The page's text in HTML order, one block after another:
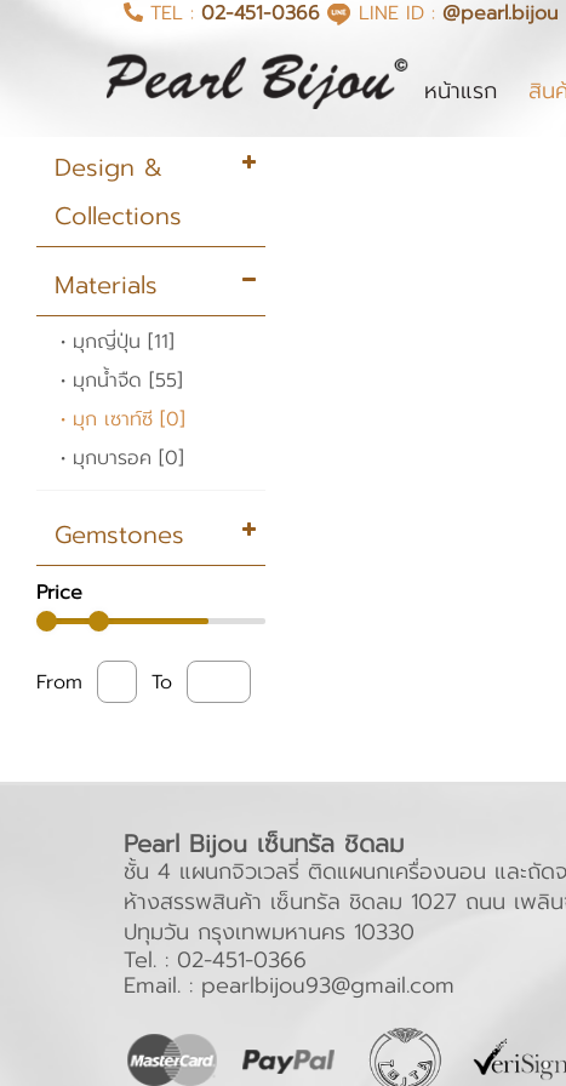
TEL : 02-451-0366 LINE ID : @pearl.bijou
หน้าแรก สิน
Design &
Collections
• สร้อยคอ [23]
• จี้ [2]
• ต่างหู [33]
• แหวน [0]
• สร้อยข้อมือ [4]
• เข็มกลัด [0]
• ชุดมุก [1]
Materials
• มุกญี่ปุ่น [11]
• มุกน้ำจืด [55]
• มุก เซาท์ซี [0]
• มุกบารอค [0]
Gemstones
• เงิน 925
• เงินแท้ 925
• ตะขอ เงิน 925
• ตะขอโรเดียม
• โรเดียม
Price
From To
Pearl Bijou เซ็นทรัล ชิดลม
ชั้น 4 แผนกจิวเวลรี่ ติดแผนกเครื่องนอน และถัด
ห้างสรรพสินค้า เซ็นทรัล ชิดลม 1027 ถนน เพ
ปทุมวัน กรุงเทพมหานคร 10330
Tel. : 02-451-0366
Email. : pearlbijou93@gmail.com